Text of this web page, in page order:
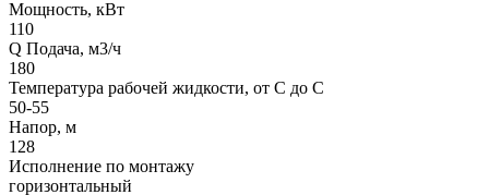
Мощность, кВт
110
Q Подача, м3/ч
180
Температура рабочей жидкости, от С до С
50-55
Напор, м
128
Исполнение по монтажу
горизонтальный